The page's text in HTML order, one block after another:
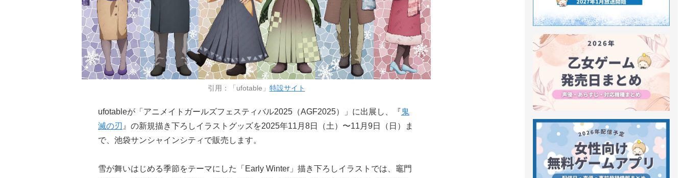
引用：「ufotable」 特設サイト
ufotableが「アニメイトガールズフェスティバル2025（AGF2025）」に出展し、『鬼
滅の刃 』の新規描き下ろしイラストグッズを2025年11月8日（土）〜11月9日（日）ま
で、池袋サンシャインシティで販売します。
雪が舞いはじめる季節をテーマにした「Early Winter」描き下ろしイラストでは、竈門